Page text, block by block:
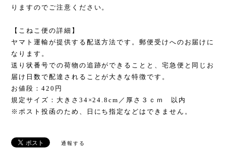
りますのでご注意ください。
【こねこ便の詳細】
ヤマト運輸が提供する配送方法です。郵便受けへのお届けに
なります。
送り状番号での荷物の追跡ができることと、宅急便と同じお
届け日数で配達されることが大きな特徴です。
お値段：420円
規定サイズ：大きさ34×24.8cm／厚さ３ｃｍ 以内
※ポスト投函のため、日にち指定などはできません。
通報する